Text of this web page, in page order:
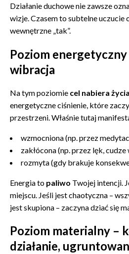
Działanie duchowe nie zawsze
wizje. Czasem to subtelne uczucie
wewnętrzne „tak”.
Poziom energetyczny
wibracja
Na tym poziomie cel nabiera życia
energetyczne ciśnienie, które
przestrzeni. Właśnie tutaj
wzmocniona (np. przez
zakłócona (np. przez lęk,
rozmyta (gdy brakuje
Energia to paliwo Twojej intencji.
miejscu. Jeśli jest chaotyczna –
jest skupiona – zaczyna dziać się
Poziom materialny –
działanie,